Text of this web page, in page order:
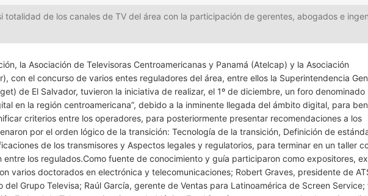
totalidad de los canales de TV del área con la participación de gerentes, abogados e
la Asociación de Televisoras Centroamericanas y Panamá (Atelcap) y la Asociación
con el concurso de varios entes reguladores del área, entre ellos la Superintendencia
de El Salvador, tuvieron la iniciativa de realizar, el 1º de diciembre, un foro denominado
en la región centroamericana”, debido a la inminente llegada del ámbito digital, para
criterios entre los operadores, para posteriormente presentar recomendaciones a los
por el orden lógico de la transición: Tecnología de la transición, Definición de
de los transmisores y Aspectos legales y regulatorios, para terminar en un taller
los regulados.Como fuente de conocimiento y guía participaron como expositores,
varios doctorados en electrónica y telecomunicaciones; Robert Graves, presidente de
Grupo Televisa; Raúl García, gerente de Ventas para Latinoamérica de Screen